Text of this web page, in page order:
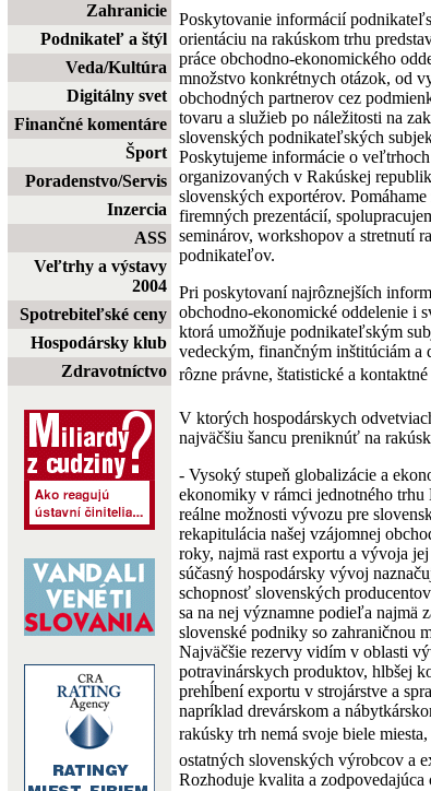
Zahranicie
Podnikateľ a štýl
Veda/Kultúra
Digitálny svet
Finančné komentáre
Šport
Poradenstvo/Servis
Inzercia
ASS
Veľtrhy a výstavy
2004
Spotrebiteľské ceny
Hospodársky klub
Zdravotníctvo
Poskytovanie informácií
orientáciu na rakúskom trhu
práce obchodno-ekonomického
množstvo konkrétnych otázok, od
obchodných partnerov cez
tovaru a služieb po náležitosti na
slovenských podnikateľských
Poskytujeme informácie o
organizovaných v Rakúskej
slovenských exportérov.
firemných prezentácií,
seminárov, workshopov a stretnutí
podnikateľov.
Pri poskytovaní najrôznejších
obchodno-ekonomické oddelenie i
ktorá umožňuje podnikateľským
vedeckým, finančným inštitúciám a
rôzne právne, štatistické a kontaktné
V ktorých hospodárskych
najväčšiu šancu preniknúť na
- Vysoký stupeň globalizácie a
ekonomiky v rámci jednotného trhu
reálne možnosti vývozu pre
rekapitulácia našej vzájomnej
roky, najmä rast exportu a vývoja
súčasný hospodársky vývoj
schopnosť slovenských
sa na nej významne podieľa najmä
slovenské podniky so zahraničnou
Najväčšie rezervy vidím v oblasti
potravinárskych produktov, hlbšej
prehĺbení exportu v strojárstve a
napríklad drevárskom a
rakúsky trh nemá svoje biele
ostatných slovenských výrobcov a
Rozhoduje kvalita a zodpovedajúca